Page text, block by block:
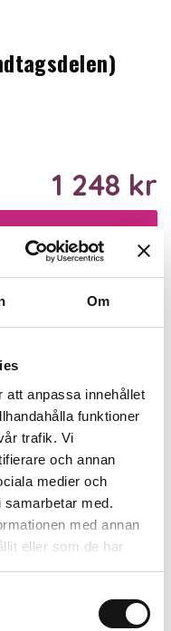
Om
att anpassa innehållet
funktioner
trafik. Vi
och annan
medier och
med.
med annan
eller som de har
1 248 kr